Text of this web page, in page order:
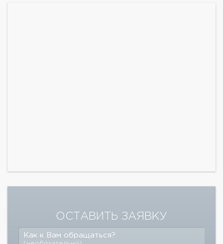
ОСТАВИТЬ ЗАЯВКУ
Как к Вам обращаться?